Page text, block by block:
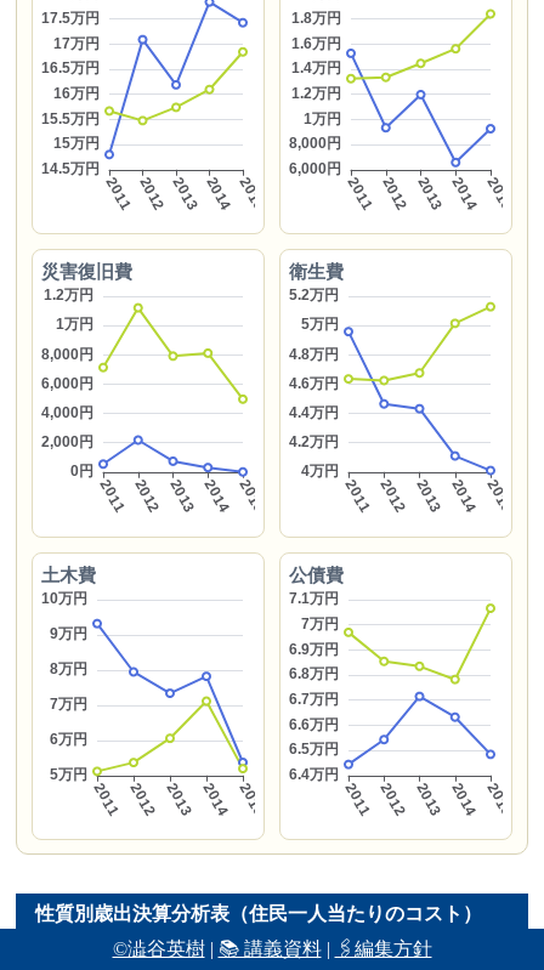
©澁谷英樹| 📚 講義資料| 🖇編集方針
災害復旧費 衛生費
土木費 公債費
性質別歳出決算分析表（住民一人当たりのコスト）
（2015年度）